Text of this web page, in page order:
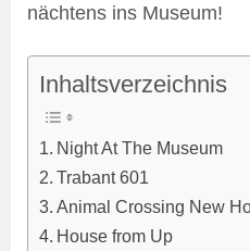
nächtens ins Museum!
Inhaltsverzeichnis
Night At The Museum
Trabant 601
Animal Crossing New
House from Up